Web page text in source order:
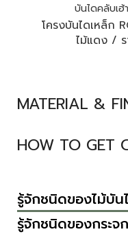
บันไดคลับเฮ้
โครงบันไดเหล็ก
ไม้แดง / ร
MATERIAL &
HOW TO GET
รู้จักชนิดของไม้บัน
รู้จักชนิดของกระจ